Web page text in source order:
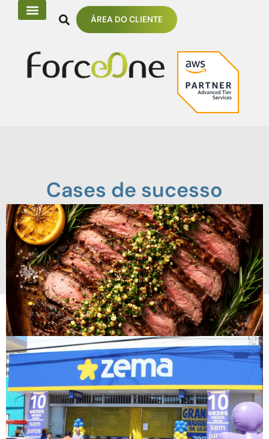
ÁREA DO CLIENTE
Cases de sucesso
Plena Alimentos migra para AWS com
ForceOne IT
Saiba Mais >